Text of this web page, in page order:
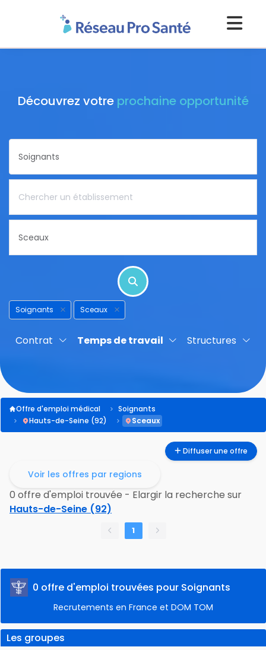
Découvrez votre prochaine opportunité
Soignants Sceaux
Contrat Temps de travail Structures
Offre d'emploi médical
Soignants
Hauts-de-Seine (92)
Sceaux
0 offre d'emploi trouvées pour Soignants
Recrutements en France et DOM TOM
Les groupes
Diffuser une offre
Voir les offres par regions
0 offre d'emploi trouvée - Elargir la recherche sur
Hauts-de-Seine (92)
1